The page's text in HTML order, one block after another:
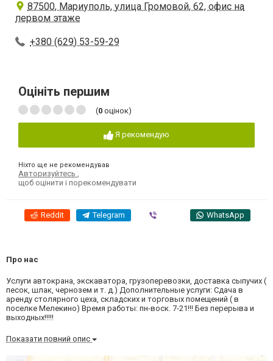
87500, Мариуполь, улица Громовой, 62, офис на
первом этаже
+380 (629) 53-59-29
Оцініть першим
(0 оцінок)
Я рекомендую
Ніхто ще не рекомендував
Авторизуйтесь
щоб оцінити і порекомендувати
Reddit Telegram WhatsApp
Про нас
Услуги автокрана, экскаватора, грузоперевозки, доставка сыпучих (
песок, шлак, чернозем и т. д.) Дополнительные услуги: Сдача в
аренду столярного цеха, складских и торговых помещений ( в
поселке Мелекино) Время работы: пн-воск. 7-21!!! Без перерыва и
выходных!!!!!
Показати повний опис